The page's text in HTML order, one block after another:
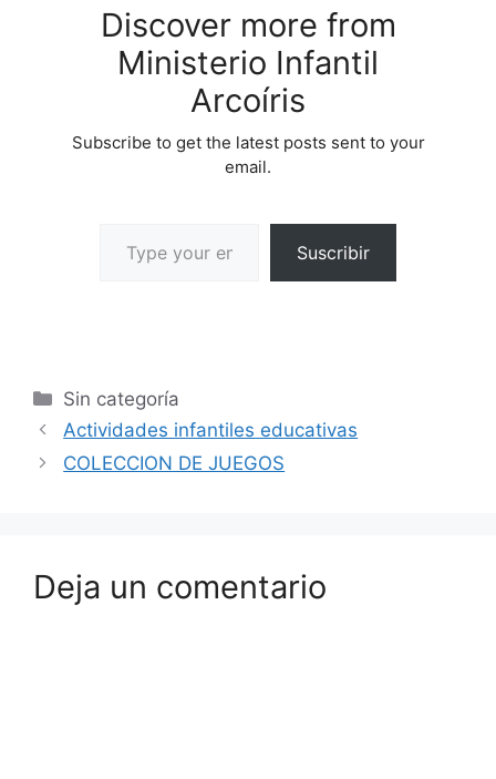
Infantil Arcoris JUEGOS
CONOCIMIENTO…
Discover more from
Ministerio Infantil
Arcoíris
Subscribe to get the latest posts sent to your
email.
Suscribir
Sin categoría
Actividades infantiles educativas
COLECCION DE JUEGOS
Deja un comentario